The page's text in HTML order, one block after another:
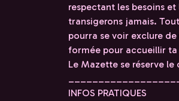
respectant les besoins
transigerons jamais.
pourra se voir exclure
formée pour accueillir ta
Le Mazette se réserve
INFOS PRATIQUES